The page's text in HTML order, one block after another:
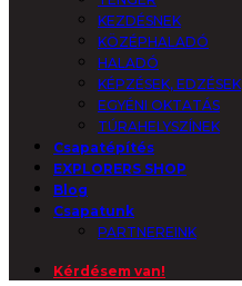
KEZDÉSNEK
KÖZÉPHALADÓ
HALADÓ
KÉPZÉSEK, EDZÉSEK
EGYÉNI OKTATÁS
TÚRAHELYSZÍNEK
Csapatépítés
EXPLORERS SHOP
Blog
Csapatunk
PARTNEREINK
Kérdésem van!